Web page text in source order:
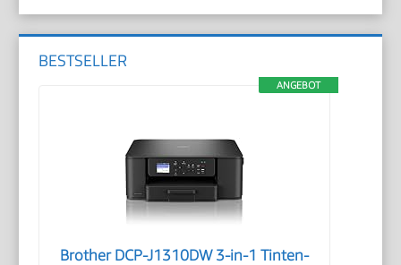
BESTSELLER
ANGEBOT
Brother DCP-J1310DW 3-in-1 Tinten-